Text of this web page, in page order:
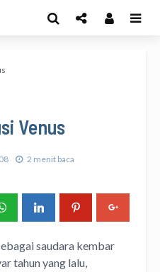
Venus
2 menit baca
saudara kembar
tahun yang lalu,